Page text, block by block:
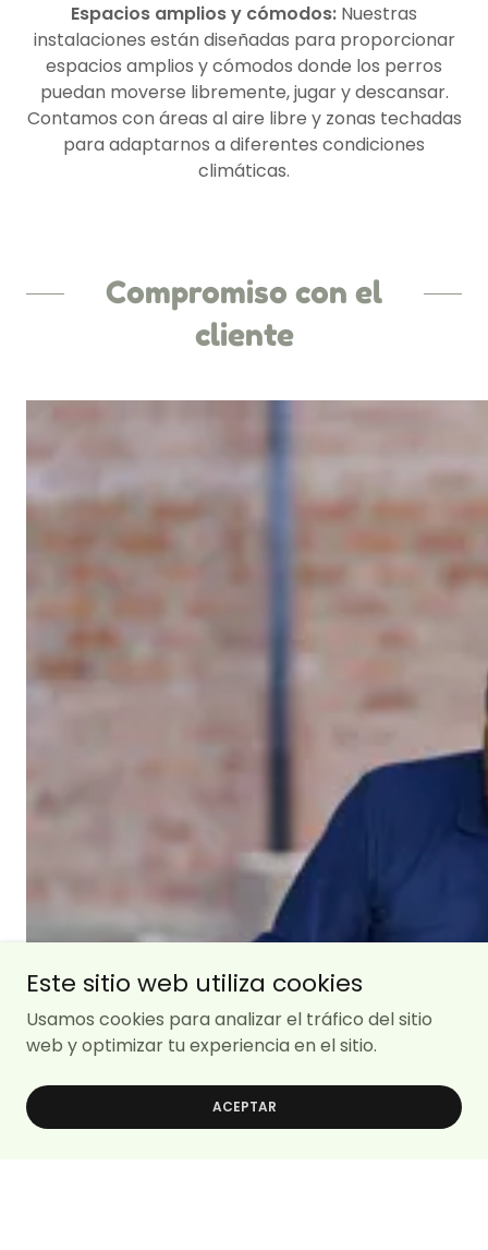
Espacios amplios y cómodos: Nuestras
instalaciones están diseñadas para proporcionar
espacios amplios y cómodos donde los perros
puedan moverse libremente, jugar y descansar.
Contamos con áreas al aire libre y zonas techadas
para adaptarnos a diferentes condiciones
climáticas.
Compromiso con el
cliente
Este sitio web utiliza cookies
Usamos cookies para analizar el tráfico del sitio
web y optimizar tu experiencia en el sitio.
ACEPTAR